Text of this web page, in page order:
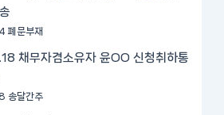
폐문부재
채무자겸소유자 윤OO 신청취하통
송달간주